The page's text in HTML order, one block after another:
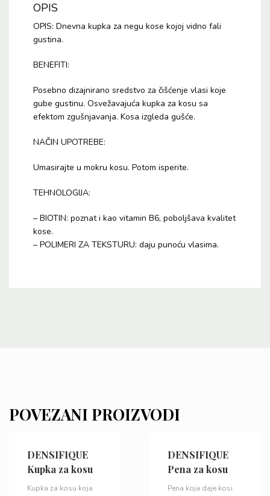
OPIS
OPIS: Dnevna kupka za negu kose kojoj vidno fali
gustina.
BENEFITI:
Posebno dizajnirano sredstvo za čišćenje vlasi koje
gube gustinu. Osvežavajuća kupka za kosu sa
efektom zgušnjavanja. Kosa izgleda gušće.
NAČIN UPOTREBE:
Umasirajte u mokru kosu. Potom isperite.
TEHNOLOGIJA:
– BIOTIN: poznat i kao vitamin B6, poboljšava kvalitet
kose.
– POLIMERI ZA TEKSTURU: daju punoću vlasima.
POVEZANI PROIZVODI
DENSIFIQUE
Kupka za kosu
Kupka za kosu koja
DENSIFIQUE
Pena za kosu
Pena koja daje kosi